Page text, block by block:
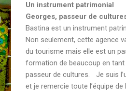
Un instrument patrimonial
Georges, passeur de
Bastina est un instrument
Non seulement, cette agence
du tourisme mais elle est un
formation de beaucoup en
passeur de cultures. Je suis
et je remercie toute l’équipe de